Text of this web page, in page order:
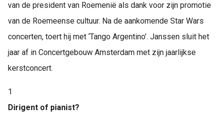
van de president van Roemenië als dank voor zijn promotie
van de Roemeense cultuur. Na de aankomende Star Wars
concerten, toert hij met ‘Tango Argentino’. Janssen sluit het
jaar af in Concertgebouw Amsterdam met zijn jaarlijkse
kerstconcert.
1
Dirigent of pianist?